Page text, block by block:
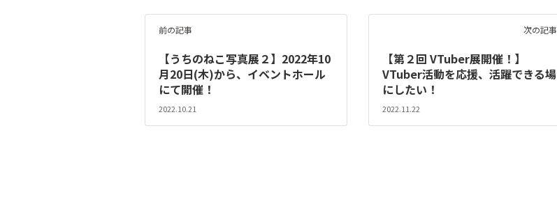
前の記事
【うちのねこ写真展２】2022年10
月20日(木)から、イベントホール
にて開催！
2022.10.21
次の記事
【第２回 VTuber展開催！】
VTuber活動を応援、活躍できる場
にしたい！
2022.11.22